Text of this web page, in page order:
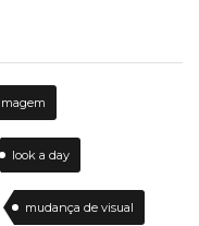
look a day
mudança de visual